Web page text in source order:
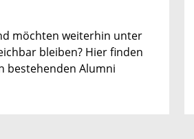
möchten weiterhin unter
bleiben? Hier finden
bestehenden Alumni